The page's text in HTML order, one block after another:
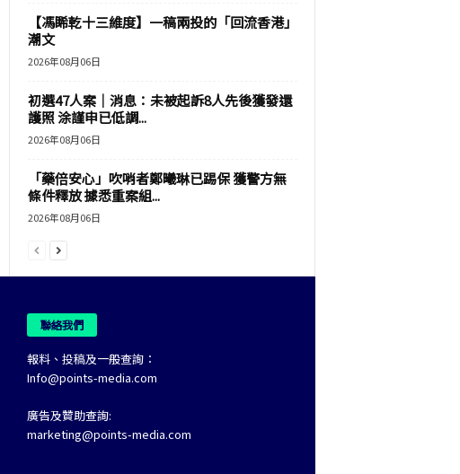
【馮睎乾十三維度】一稿兩投的「回流香港」
潮文
2026年08月06日
初選47人案｜消息：未被起訴8人先後獲發還
護照 涂謹申已低調...
2026年08月06日
「藥倍安心」吹哨者鄭曦琳已踢保 獲警方無
條件釋放 據悉重案組...
2026年08月06日
聯絡我們
報料、投稿及一般查詢：
Info@points-media.com
廣告及贊助查詢:
marketing@points-media.com